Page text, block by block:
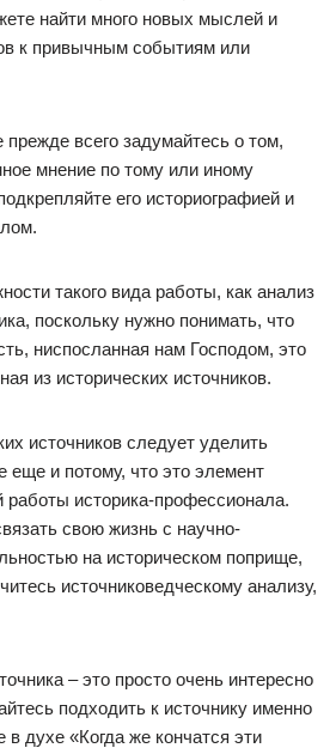
найти много новых мыслей и
к привычным событиям или
всего задумайтесь о том,
мнение по тому или иному
его историографией и
такого вида работы, как анализ
поскольку нужно понимать, что
ниспосланная нам Господом, это
из исторических источников.
источников следует уделить
еще и потому, что это элемент
работы историка-профессионала.
свою жизнь с научно-
на историческом поприще,
источниковедческому анализу,
– это просто очень интересно
подходить к источнику именно
в духе «Когда же кончатся эти